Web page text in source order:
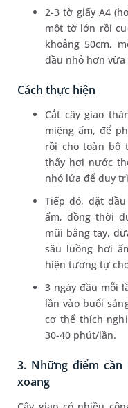
2-3 tờ giấy A4
một tờ lớn rồi
khoảng 50cm,
đầu nhỏ hơn
Cách thực hiện
Cắt cây giao
miệng ấm, để
rồi cho toàn bộ
thấy hơi nước
nhỏ lửa để duy
Tiếp đó, đặt
ấm, đồng thời
mũi bằng tay,
sâu luồng hơi
hiện tương tự
3 ngày đầu mỗi
lần vào buổi
cơ thể thích
30-40 phút/lần.
3. Những điểm
xoang